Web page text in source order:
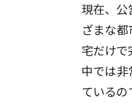
現在、公
ざまな
宅だけ
中では
ている